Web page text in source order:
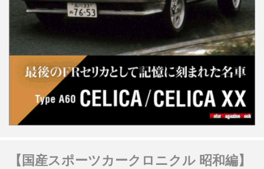
【国産スポーツカークロニクル 昭和編】